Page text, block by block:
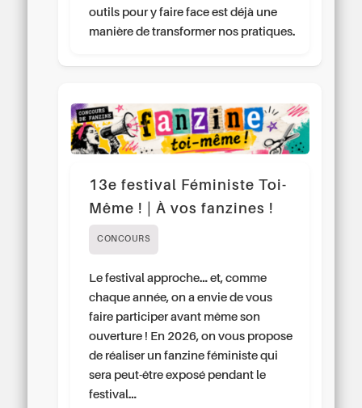
outils pour y faire face est déjà une
manière de transformer nos pratiques.
13e festival Féministe Toi-
Même ! | À vos fanzines !
CONCOURS
Le festival approche… et, comme
chaque année, on a envie de vous
faire participer avant même son
ouverture ! En 2026, on vous propose
de réaliser un fanzine féministe qui
sera peut-être exposé pendant le
festival…